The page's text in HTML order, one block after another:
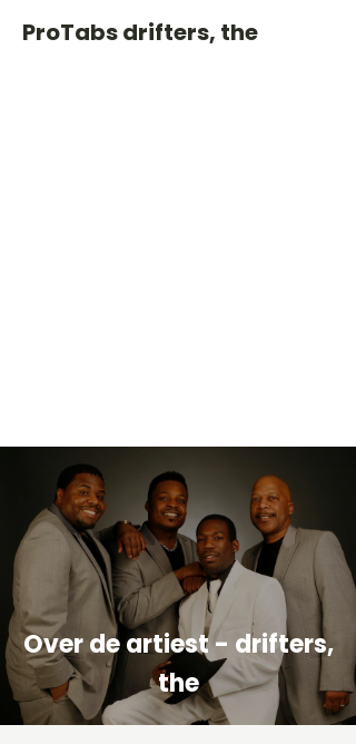
ProTabs drifters, the
Over de artiest - drifters,
the